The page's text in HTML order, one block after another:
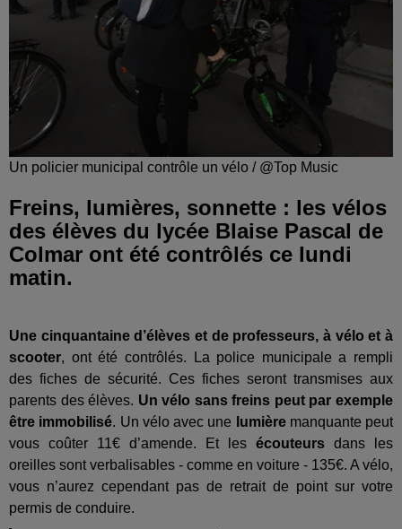
Un policier municipal contrôle un vélo / @Top Music
Freins, lumières, sonnette : les vélos
des élèves du lycée Blaise Pascal de
Colmar ont été contrôlés ce lundi
matin.
Une cinquantaine d’élèves et de professeurs, à vélo et à
scooter, ont été contrôlés. La police municipale a rempli
des fiches de sécurité. Ces fiches seront transmises aux
parents des élèves. Un vélo sans freins peut par exemple
être immobilisé. Un vélo avec une lumièremanquante peut
vous coûter 11€ d’amende. Et les écouteurs dans les
oreilles sont verbalisables - comme en voiture - 135€. A vélo,
vous n’aurez cependant pas de retrait de point sur votre
permis de conduire.